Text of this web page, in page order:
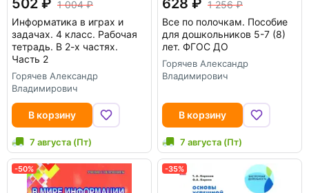
502
1 004
Информатика в играх и
задачах. 4 класс. Рабочая
тетрадь. В 2-х частях.
Часть 2
Горячев Александр
Владимирович
В корзину
7 августа (Пт)
628
1 256
Все по полочкам. Пособие
для дошкольников 5-7 (8)
лет. ФГОС ДО
Горячев Александр
Владимирович
В корзину
7 августа (Пт)
-50% -35%